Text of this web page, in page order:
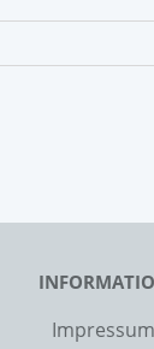
Impressum